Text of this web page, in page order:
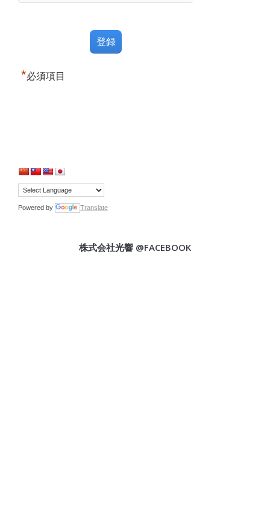
*必須項目
Powered by Translate
株式会社光響 @FACEBOOK